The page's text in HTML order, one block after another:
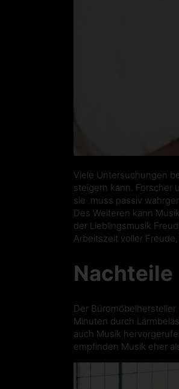
Viele Untersuchungen
steigern kann. Forscher
sie muss passiv
Des Weiteren kann
der Lieblingsmusik
Arbeitszeit voller
Nachteile
Der Büromöbelhersteller
Minuten durch
auch Musik
empfinden Musik eher